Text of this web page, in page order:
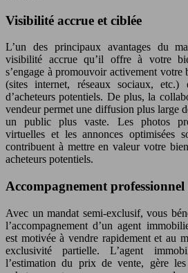
Visibilité accrue et ciblée
L’un des principaux avantages du
visibilité accrue qu’il offre à votre
s’engage à promouvoir activement votre
(sites internet, réseaux sociaux, etc.)
d’acheteurs potentiels. De plus, la
vendeur permet une diffusion plus large
un public plus vaste. Les photos
virtuelles et les annonces optimisées
contribuent à mettre en valeur votre
acheteurs potentiels.
Accompagnement professionnel
Avec un mandat semi-exclusif, vous
l’accompagnement d’un agent
est motivée à vendre rapidement et au
exclusivité partielle. L’agent
l’estimation du prix de vente, gère